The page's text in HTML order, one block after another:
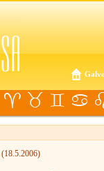
(18.5.2006)